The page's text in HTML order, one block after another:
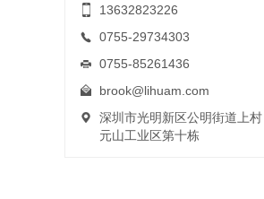
13632823226
0755-29734303
0755-85261436
brook@lihuam.com
深圳市光明新区公明街道上村
元山工业区第十栋